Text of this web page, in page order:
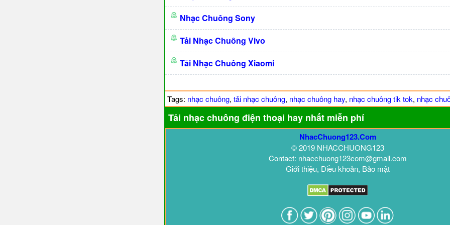
Nhạc Chuông Sony
Tải Nhạc Chuông Vivo
Tải Nhạc Chuông Xiaomi
Tags: nhạc chuông, tải nhạc chuông, nhạc chuông hay, nhạc chuông tik tok, nhạc
Tải nhạc chuông điện thoại hay nhất miễn phí
NhacChuong123.Com
© 2019 NHACCHUONG123
Contact: nhacchuong123com@gmail.com
Giới thiệu, Điều khoản, Bảo mật